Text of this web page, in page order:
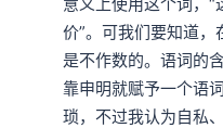
想，我们在网上刷微信
找存在感。“存在感”就
念。当说到存在感的时
价”。可我们要知道
是不作数的。语词的
靠申明就赋予一个语
琐，不过我认为自私